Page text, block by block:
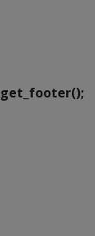
get_footer();